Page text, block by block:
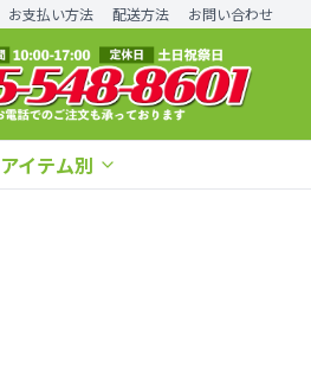
お支払い方法 配送方法 お問い合わせ
アイテム別